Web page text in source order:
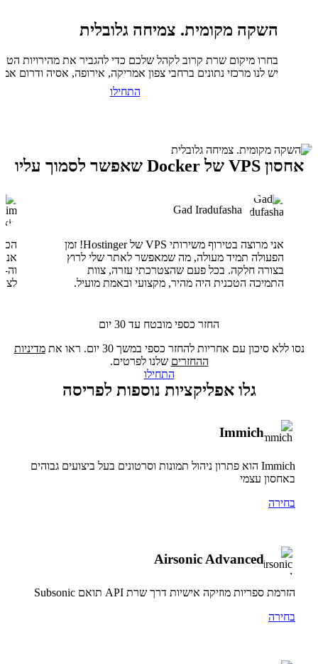
השקה מקומית. צמיחה גלובלית
בחרו מיקום שרת קרוב לקהל שלכם כדי להגביר את מהירויות
יש לנו מרכזי נתונים ברחבי צפון אמריקה, אירופה, אסיה ודרום
התחילו
אחסון VPS של Docker שאפשר לסמוך עליו
Gad Iradufasha
אני מרוצה בטירוף משירותי VPS של Hostinger! זמן
הפעולה תמיד מעולה, מה שמאפשר לאתר שלי לרוץ
בצורה חלקה. בכל פעם שהצטרכתי עזרה, צוות
התמיכה הטכנית היה מהיר, מקצועי ובאמת מועיל.
החזר כספי מובטח עד 30 יום
נסו ללא סיכון עם אחריות להחזר כספי במשך 30 יום. ראו את
מדיניות
ההחזרים שלנו לפרטים.
התחילו
גלו אפליקציות נוספות לפריסה
Immich
Immich הוא פתרון ניהול תמונות וסרטונים בעל ביצועים גבוהים
באחסון עצמי
בחירה
Airsonic Advanced
הזרמת ספריות מוזיקה אישיות דרך שרת API תואם Subsonic
בחירה